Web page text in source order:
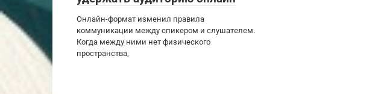
Онлайн-формат изменил правила
коммуникации между спикером и слушателем.
Когда между ними нет физического
пространства,